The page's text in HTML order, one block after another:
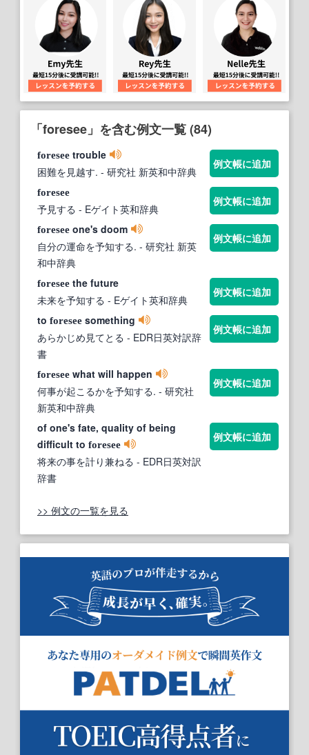
「foresee」を含む例文一覧 (84)
foresee trouble
困難を見越す. - 研究社 新英和中辞典
例文帳に追加
foresee
予見する - Eゲイト英和辞典
例文帳に追加
foresee one's doom
自分の運命を予知する. - 研究社 新英
和中辞典
例文帳に追加
foresee the future
未来を予知する - Eゲイト英和辞典
例文帳に追加
to foresee something
あらかじめ見てとる - EDR日英対訳辞
書
例文帳に追加
foresee what will happen
何事が起こるかを予知する. - 研究社
新英和中辞典
例文帳に追加
of one's fate, quality of being
difficult to foresee
将来の事を計り兼ねる - EDR日英対訳
辞書
例文帳に追加
>> 例文の一覧を見る